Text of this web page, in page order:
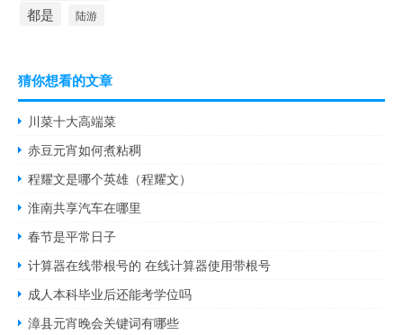
都是 陆游
猜你想看的文章
川菜十大高端菜
赤豆元宵如何煮粘稠
程耀文是哪个英雄（程耀文）
淮南共享汽车在哪里
春节是平常日子
计算器在线带根号的 在线计算器使用带根号
成人本科毕业后还能考学位吗
漳县元宵晚会关键词有哪些